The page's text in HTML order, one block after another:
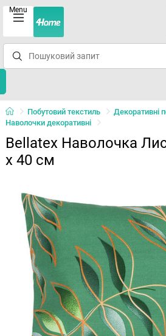
Menu
Побутовий текстиль
Декоративні
Наволочки декоративні
Bellatex Наволочка
x 40 см